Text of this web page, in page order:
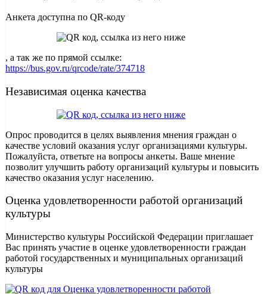
Анкета доступна по QR-коду
, а так же по прямой ссылке:
https://bus.gov.ru/qrcode/rate/374718
Независимая оценка качества
Опрос проводится в целях выявления мнения граждан о
качестве условий оказания услуг организациями культуры.
Пожалуйста, ответьте на вопросы анкеты. Ваше мнение
позволит улучшить работу организаций культуры и повысить
качество оказания услуг населению.
Оценка удовлетворенности работой организаций
культуры
Министерство культуры Российской Федерации приглашает
Вас принять участие в оценке удовлетворенности граждан
работой государственных и муниципальных организаций
культуры